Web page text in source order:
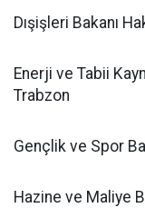
Dışişleri Bakanı
Enerji ve Tabii
Trabzon
Gençlik ve Spor
Hazine ve Maliye